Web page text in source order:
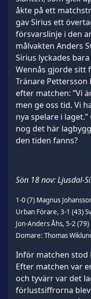
åkte på ett
gav Sirius ett
försvarslinje i den
målvakten Anders
Sirius lyckades
Wennås gjorde sitt
Tränare
efter matchen: ”Vi
men ge oss tid. Vi
nya spelare i
nog det här
den tiden fanns?
Sön 18 nov: Ljusdal-
1-0 (7) Magnus
Urban Förare, 3-1 (43)
Jon-Anders Åhs, 5-2
Domare: Thomas
Inför matchen stod
Efter matchen var
och tyvärr var det
förlustsiffrorna